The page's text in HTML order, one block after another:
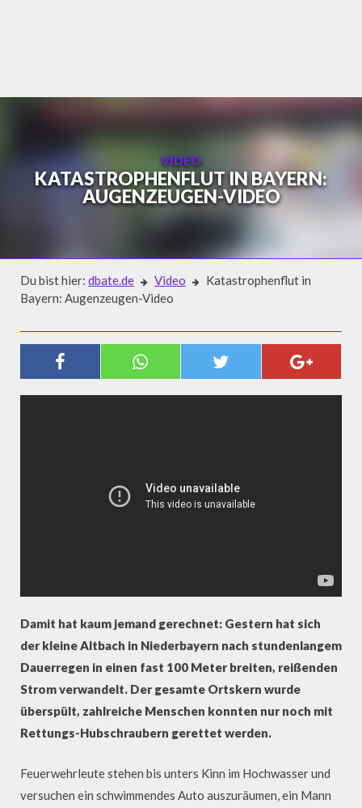
VIDEO
KATASTROPHENFLUT IN BAYERN:
AUGENZEUGEN-VIDEO
Du bist hier: dbate.de Video
Katastrophenflut in
Bayern: Augenzeugen-Video
KATASTROPHENFLUT IN BAYERN:
AUGENZEUGEN-VIDEO
Damit hat kaum jemand gerechnet: Gestern hat sich
der kleine Altbach in Niederbayern nach stundenlangem
Dauerregen in einen fast 100 Meter breiten, reißenden
Strom verwandelt. Der gesamte Ortskern wurde
überspült, zahlreiche Menschen konnten nur noch mit
Rettungs-Hubschraubern gerettet werden.
Feuerwehrleute stehen bis unters Kinn im Hochwasser und
versuchen ein schwimmendes Auto auszuräumen, ein Mann